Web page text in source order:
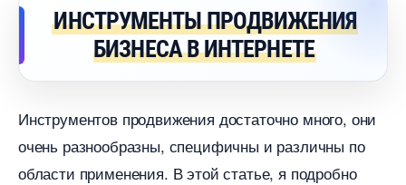
ИНСТРУМЕНТЫ ПРОДВИЖЕНИЯ
БИЗНЕСА В ИНТЕРНЕТЕ
Инструментов продвижения достаточно много, они
очень разнообразны, специфичны и различны по
области применения. В этой статье, я подробно